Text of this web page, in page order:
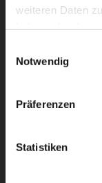
weiteren Daten
Notwendig
Präferenzen
Statistiken